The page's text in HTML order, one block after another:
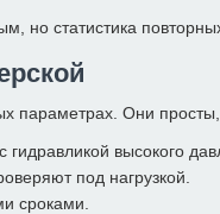
но статистика
параметрах. Они
высокого
под нагрузкой.
сроками.